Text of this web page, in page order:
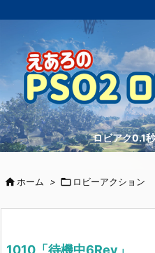
ロビアク0.1
 ホーム >  ロビーアクション
1010「待機中6Rev」